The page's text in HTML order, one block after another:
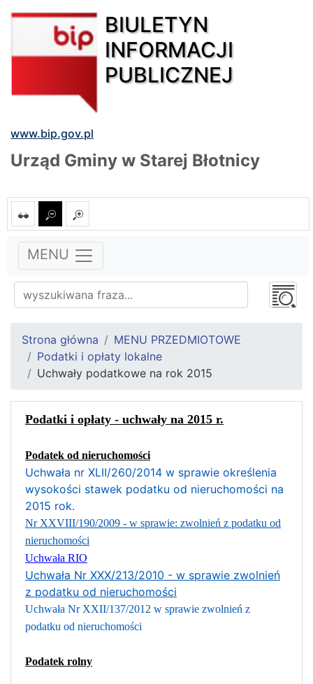
BIULETYN
INFORMACJI
PUBLICZNEJ
www.bip.gov.pl
Urząd Gminy w Starej Błotnicy
MENU
Strona główna
MENU PRZEDMIOTOWE
Podatki i opłaty lokalne
Uchwały podatkowe na rok 2015
Podatki i opłaty - uchwały na 2015 r.
Podatek od nieruchomości
Uchwała nr XLII/260/2014 w sprawie określenia
wysokości stawek podatku od nieruchomości na
2015 rok.
Nr XXVIII/190/2009 - w sprawie: zwolnień z podatku od
nieruchomości
Uchwała RIO
Uchwała Nr XXX/213/2010 - w sprawie zwolnień
z podatku od nieruchomości
Uchwała Nr XXII/137/2012 w sprawie zwolnień z
podatku od nieruchomości
Podatek rolny